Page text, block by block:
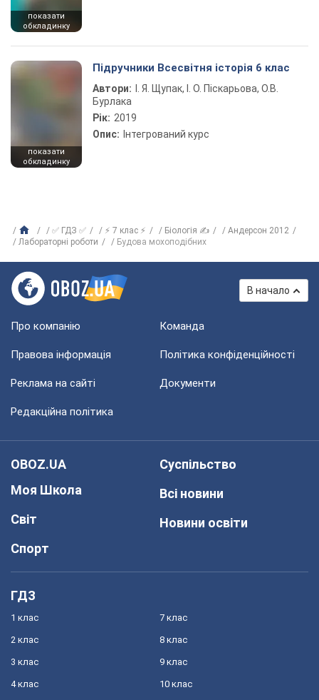
показати
обкладинку
показати
обкладинку
Підручники Всесвітня історія 6 клас
Автори:
І. Я. Щупак, І. О. Піскарьова, О.В.
Бурлака
Рік: 2019
Опис: Інтегрований курс
✅ ГДЗ ✅ ⚡ 7 клас ⚡ Біологія ✍
Андерсон 2012
Лабораторні роботи
Будова мохоподібних
В начало
Про компанію Команда
Правова інформація Політика конфіденційності
Реклама на сайті Документи
Редакційна політика
OBOZ.UA
Моя Школа
Світ
Спорт
Суспільство
Всі новини
Новини освіти
ГДЗ
1 клас
2 клас
3 клас
4 клас
7 клас
8 клас
9 клас
10 клас